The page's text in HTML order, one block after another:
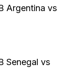
Argentina vs
Senegal vs